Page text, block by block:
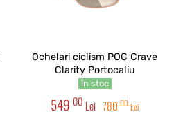
Ochelari ciclism POC Crave
Clarity Portocaliu
în stoc
549 00 Lei 78000Lei